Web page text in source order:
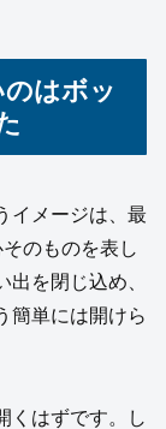
はボッ
イメージは、最
のものを表し
を閉じ込め、
簡単には開けら
くはずです。し